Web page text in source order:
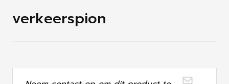
verkeerspion